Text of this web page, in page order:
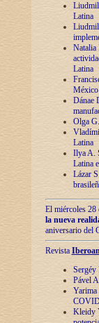
Latina
Natalia
Latina
México
Dánae
Olga
Latina
Ilya A.
Latina
Lázar
El miércoles 28
la nueva
aniversario del
Revista
Sergéy
Pável
Yarima
Kleidy